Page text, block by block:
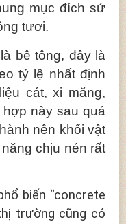
mục đích sử
tươi.
bê tông, đây là
tỷ lệ nhất định
cát, xi măng,
này sau quá
nên khối vật
chịu nén rất
biến “concrete
trường cũng có